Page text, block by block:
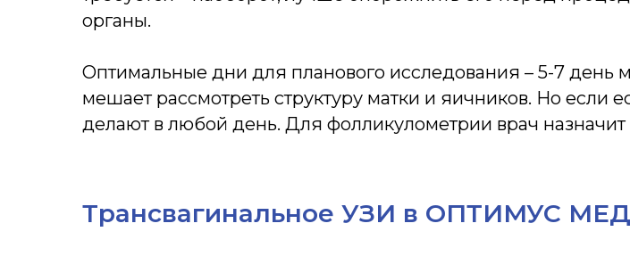
органы.
Оптимальные дни для планового исследования – 5-7 день
мешает рассмотреть структуру матки и яичников. Но если
делают в любой день. Для фолликулометрии врач
Трансвагинальное УЗИ в ОПТИМУС
Специалисты